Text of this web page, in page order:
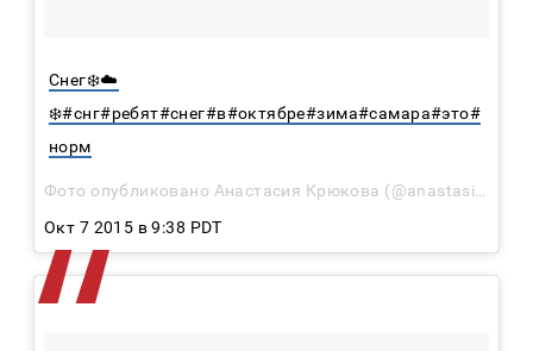
Снег❄️☁️
❄️#снг#ребят#снег#в#октябре#зима#самара#это#
норм
Окт 7 2015 в 9:38 PDT